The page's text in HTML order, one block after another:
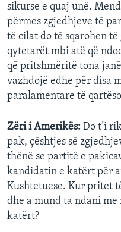
sikurse e quaj unë.
përmes zgjedhjeve të
të cilat do të sqarohen
qytetarët mbi atë që
që pritshmëritë tona
vazhdojë edhe për disa
paralamentare të
Zëri i Amerikës: Do t’i
pak, çështjes së
thënë se partitë e
kandidatin e katërt për
Kushtetuese. Kur pritet
dhe a mund ta ndani
katërt?